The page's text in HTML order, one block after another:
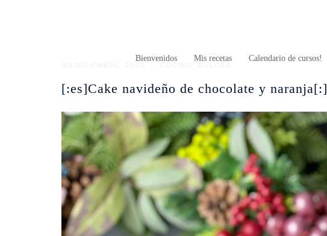
Bienvenidos Mis recetas Calendario de cursos!
[:es]Cake navideño de chocolate y naranja[:]